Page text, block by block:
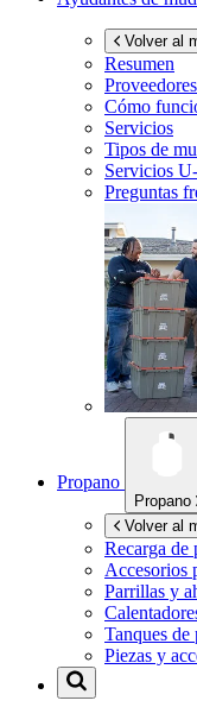
Volver al
Resumen
Cómo
Servicios
Tipos de
Servicios
Preguntas
Propano
Propano
Volver al
Recarga de
Accesorios
Parrillas y
Tanques de
Piezas y